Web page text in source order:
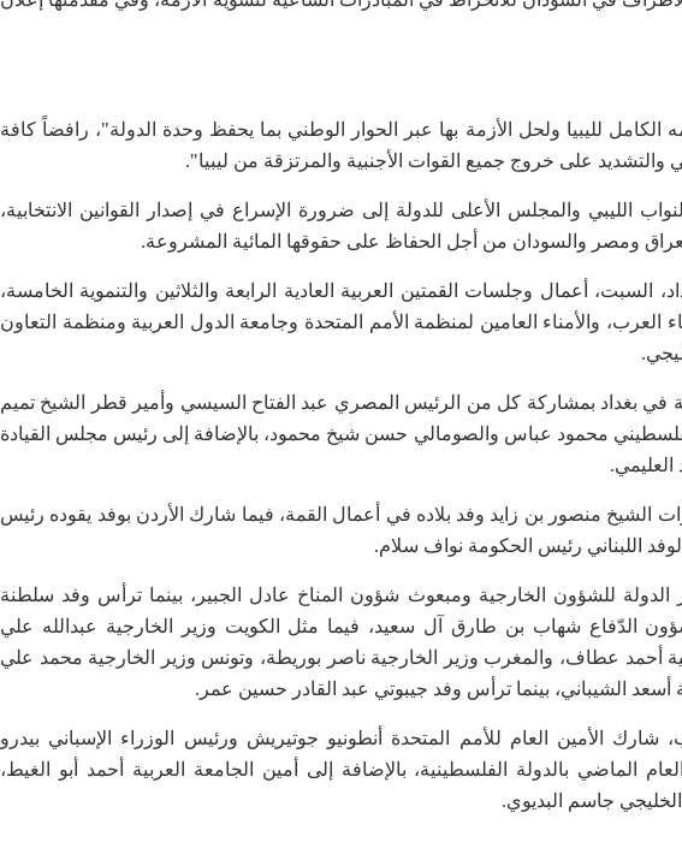
لليبيا ولحل الأزمة بها عبر الحوار الوطني بما يحفظ وحدة الدولة"، رافضاً كافة
والتشديد على خروج جميع القوات الأجنبية والمرتزقة من ليبيا".
الليبي والمجلس الأعلى للدولة إلى ضرورة الإسراع في إصدار القوانين الانتخابية،
ومصر والسودان من أجل الحفاظ على حقوقها المائية المشروعة.
السبت، أعمال وجلسات القمتين العربية العادية الرابعة والثلاثين والتنموية الخامسة،
العرب، والأمناء العامين لمنظمة الأمم المتحدة وجامعة الدول العربية ومنظمة التعاون
في بغداد بمشاركة كل من الرئيس المصري عبد الفتاح السيسي وأمير قطر الشيخ تميم
محمود عباس والصومالي حسن شيخ محمود، بالإضافة إلى رئيس مجلس القيادة
الشيخ منصور بن زايد وفد بلاده في أعمال القمة، فيما شارك الأردن بوفد يقوده رئيس
اللبناني رئيس الحكومة نواف سلام.
للشؤون الخارجية ومبعوث شؤون المناخ عادل الجبير، بينما ترأس وفد سلطنة
الدّفاع شهاب بن طارق آل سعيد، فيما مثل الكويت وزير الخارجية عبدالله علي
أحمد عطاف، والمغرب وزير الخارجية ناصر بوريطة، وتونس وزير الخارجية محمد علي
أسعد الشيباني، بينما ترأس وفد جيبوتي عبد القادر حسين عمر.
الأمين العام للأمم المتحدة أنطونيو جوتيريش ورئيس الوزراء الإسباني بيدرو
الماضي بالدولة الفلسطينية، بالإضافة إلى أمين الجامعة العربية أحمد أبو الغيط،
جاسم البديوي.